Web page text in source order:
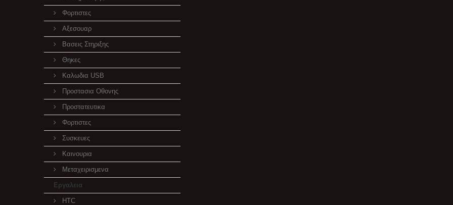
Φορτιστες
Αξεσουαρ
Βασεις Στηριξης
Θηκες
Καλωδια USB
Προστασια Οθονης
Προστατευτικα
Φορτιστες
Συσκευες
Καινουρια
Μεταχειρισμενα
Εργαλεια
HTC